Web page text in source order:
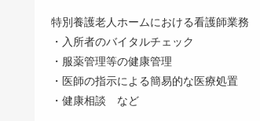
特別養護老人ホームにおける看護師業務
・入所者のバイタルチェック
・服薬管理等の健康管理
・医師の指示による簡易的な医療処置
・健康相談 など